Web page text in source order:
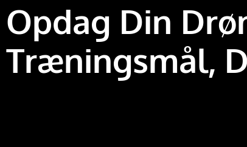
Opdag Din
Træningsmål,